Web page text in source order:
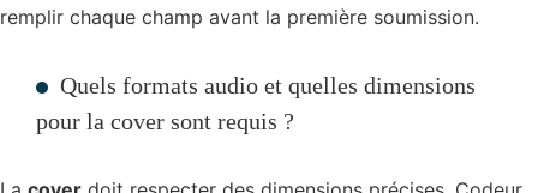
remplir chaque champ avant la première soumission.
Quels formats audio et quelles dimensions
pour la cover sont requis ?